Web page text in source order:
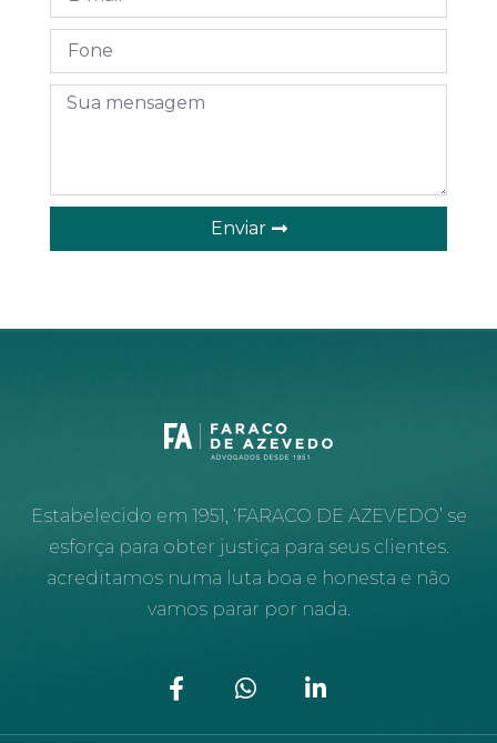
Enviar
Estabelecido em 1951, ‘FARACO DE AZEVEDO’ se
esforça para obter justiça para seus clientes.
acreditamos numa luta boa e honesta e não
vamos parar por nada.